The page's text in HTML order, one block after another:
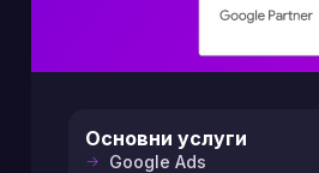
Основни услуги
Google Ads